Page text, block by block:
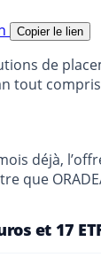
Copier le lien
de
tout
déjà,
que
et 17